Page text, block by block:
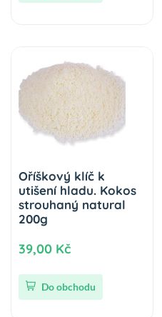
Oříškový klíč k
utišení hladu. Kokos
strouhaný natural
200g
39,00 Kč
Do obchodu